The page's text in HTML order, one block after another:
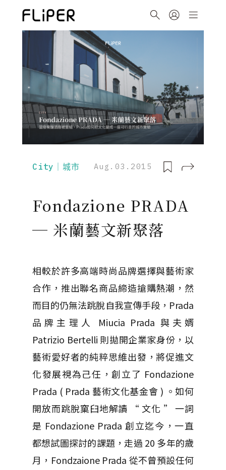
City｜城市 Aug.03.2015
Fondazione PRADA
─ 米蘭藝文新聚落
相較於許多高端時尚品牌選擇與藝術家
合作，推出聯名商品締造搶購熱潮，然
而目的仍無法跳脫自我宣傳手段，Prada
品牌主理人 Miucia Prada 與夫婿
Patrizio Bertelli 則拋開企業家身份，以
藝術愛好者的純粹思維出發，將促進文
化發展視為己任，創立了 Fondazione
Prada ( Prada 藝術文化基金會 ) 。如何
開放而跳脫窠臼地解讀 “ 文化 ” 一詞
是 Fondazione Prada 創立迄今，一直
都想試圖探討的課題，走過 20 多年的歲
月，Fondzaione Prada 從不曾預設任何